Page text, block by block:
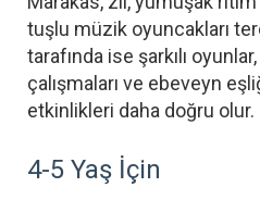
tuşlu müzik oyuncakları
tarafında ise şarkılı
çalışmaları ve ebeveyn
etkinlikleri daha doğru olur.
4-5 Yaş İçin